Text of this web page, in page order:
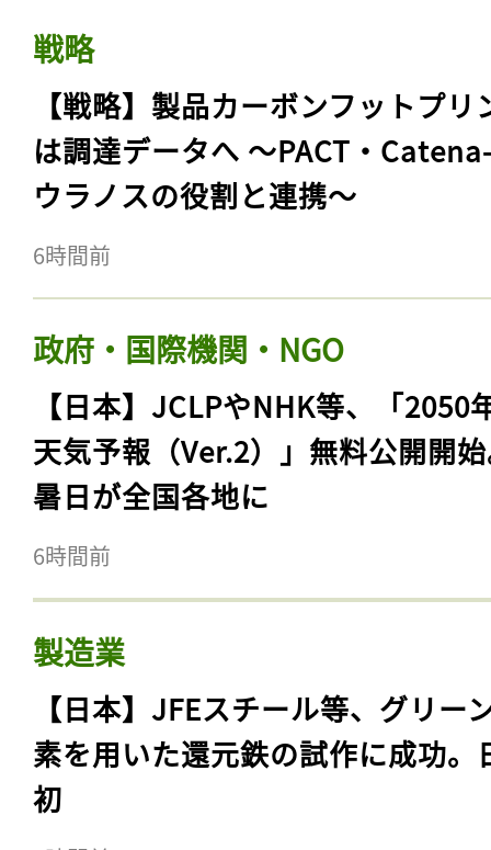
戦略
【戦略】製品カーボンフットプリ
は調達データへ 〜PACT・
ウラノスの役割と連携〜
6時間前
政府・国際機関・NGO
【日本】JCLPやNHK等、「2050
天気予報（Ver.2）」無料公開開
暑日が全国各地に
6時間前
製造業
【日本】JFEスチール等、グリー
素を用いた還元鉄の試作に成功。
初